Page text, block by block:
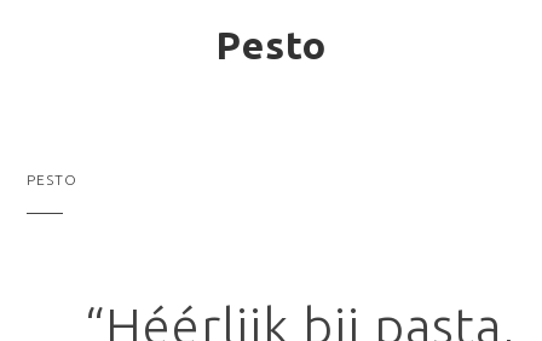
Pesto
PESTO
“Héérlijk bij pasta,